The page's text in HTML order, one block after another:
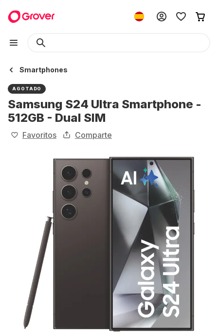
Smartphones
AGOTADO
Samsung S24 Ultra Smartphone -
512GB - Dual SIM
Favoritos Comparte